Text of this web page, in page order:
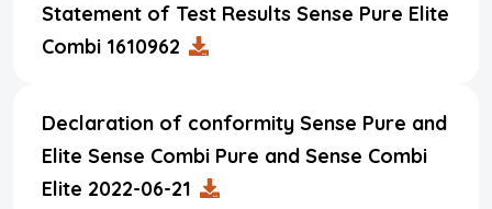
Statement of Test Results Sense Pure Elite
Combi 1610962
Declaration of conformity Sense Pure and
Elite Sense Combi Pure and Sense Combi
Elite 2022-06-21